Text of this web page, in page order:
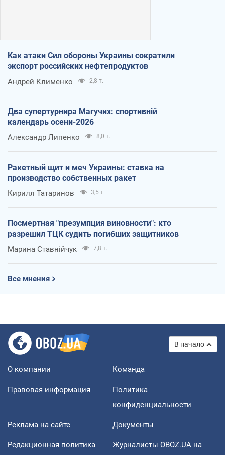
Как атаки Сил обороны Украины сократили
экспорт российских нефтепродуктов
Андрей Клименко 2,8 т.
Два супертурнира Магучих: спортивній
календарь осени-2026
Александр Липенко 8,0 т.
Ракетный щит и меч Украины: ставка на
производство собственных ракет
Кирилл Татаринов 3,5 т.
Посмертная "презумпция виновности": кто
разрешил ТЦК судить погибших защитников
Марина Ставнійчук 7,8 т.
Все мнения
В начало
О компании Команда
Правовая информация
Политика
конфиденциальности
Реклама на сайте Документы
Редакционная политика
Журналисты OBOZ.UA на